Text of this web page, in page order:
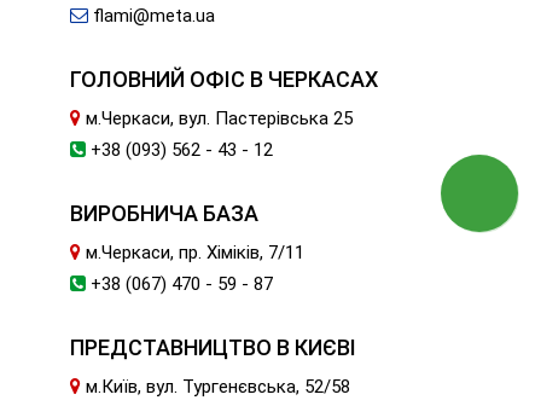
flami@meta.ua
ГОЛОВНИЙ ОФІС В ЧЕРКАСАХ
м.Черкаси, вул. Пастерівська 25
+38 (093) 562 - 43 - 12
ВИРОБНИЧА БАЗА
м.Черкаси, пр. Хіміків, 7/11
+38 (067) 470 - 59 - 87
ПРЕДСТАВНИЦТВО В КИЄВІ
м.Київ, вул. Тургенєвська, 52/58